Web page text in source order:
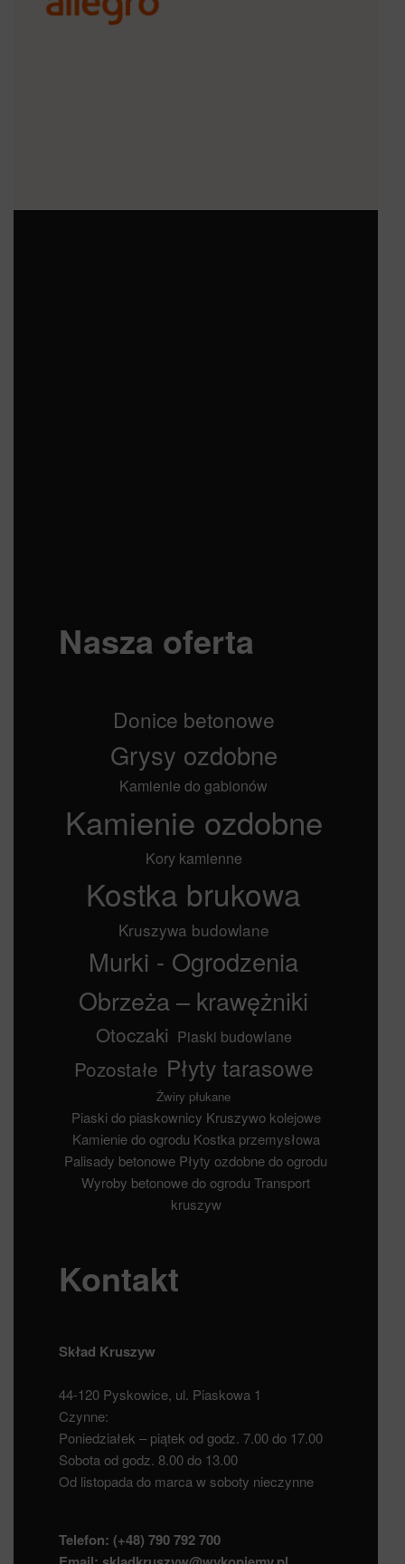
Nasza oferta
Donice betonowe
Grysy ozdobne
Kamienie do gabionów
Kamienie ozdobne
Kory kamienne
Kostka brukowa
Kruszywa budowlane
Murki - Ogrodzenia
Obrzeża – krawężniki
Otoczaki Piaski budowlane
Pozostałe Płyty tarasowe
Żwiry płukane
Piaski do piaskownicy Kruszywo kolejowe
Kamienie do ogrodu Kostka przemysłowa
Palisady betonowe Płyty ozdobne do ogrodu
Wyroby betonowe do ogrodu Transport
kruszyw
Kontakt
Skład Kruszyw
44-120 Pyskowice, ul. Piaskowa 1
Czynne:
Poniedziałek – piątek od godz. 7.00 do 17.00
Sobota od godz. 8.00 do 13.00
Od listopada do marca w soboty nieczynne
Telefon: (+48) 790 792 700